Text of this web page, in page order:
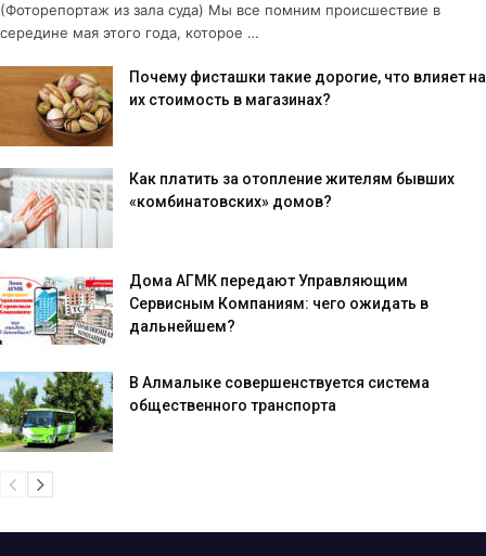
(Фоторепортаж из зала суда) Мы все помним происшествие в
середине мая этого года, которое …
Почему фисташки такие дорогие, что влияет на
их стоимость в магазинах?
Как платить за отопление жителям бывших
«комбинатовских» домов?
Дома АГМК передают Управляющим
Сервисным Компаниям: чего ожидать в
дальнейшем?
В Алмалыке совершенствуется система
общественного транспорта